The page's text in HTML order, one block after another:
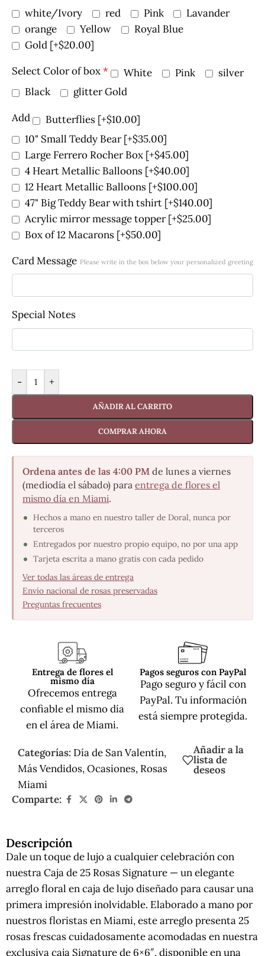
white/Ivory
red Pink
Lavander
orange
Yellow
Royal Blue
Gold [+$20.00]
Select Color of box* White Pink
silver
Black
glitter Gold
Add
Butterflies [+$10.00]
10" Small Teddy Bear[+$35.00]
Large Ferrero Rocher Box [+$45.00]
4 Heart Metallic Balloons [+$40.00]
12 Heart Metallic Balloons [+$100.00]
47" Big Teddy Bear with tshirt [+$140.00]
Acrylic mirror message topper[+$25.00]
Box of 12 Macarons [+$50.00]
Card Message Please write in the box below your personalized greeting
Special Notes
- +
AÑADIR AL CARRITO
COMPRAR AHORA
Ordena antes de las 4:00 PM de lunes a viernes
(mediodía el sábado) para entrega de flores el
mismo día en Miami.
Hechos a mano en nuestro taller de Doral, nunca por
terceros
Entregados por nuestro propio equipo, no por una app
Tarjeta escrita a mano gratis con cada pedido
Ver todas las áreas de entrega
·Envío nacional de rosas preservadas
·Preguntas frecuentes
Entrega de flores el
mismo día
Ofrecemos entrega
confiable el mismo día
en el área de Miami.
Pagos seguros con PayPal
Pago seguro y fácil con
PayPal. Tu información
está siempre protegida.
Categorías: Día de San Valentín,
Más Vendidos,Ocasiones, Rosas
Miami
Añadir a la
lista de
deseos
Comparte:
Descripción
Dale un toque de lujo a cualquier celebración con
nuestra Caja de 25 Rosas Signature — un elegante
arreglo floral en caja de lujo diseñado para causar una
primera impresión inolvidable. Elaborado a mano por
nuestros floristas en Miami, este arreglo presenta 25
rosas frescas cuidadosamente acomodadas en nuestra
exclusiva caja Signature de 6×6″, disponible en una